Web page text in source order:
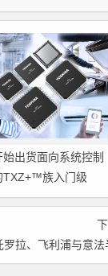
始出货面向系统控制
TXZ+™族入门级
（搭载Arm
内核的标准微控
工程样品
拉、飞利浦与意法半导体